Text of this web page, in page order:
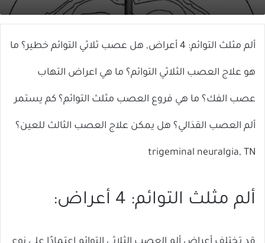
X
إلكترونيا
ألم مثلث التوائم: 4 أعراض, هل عصب ثلاثي التوائم خطير؟ ما
هو علاج العصب الثلاثي التوائم؟ ما هي اعراض التهاب
عصب الفك؟ ما هي فروع العصب مثلث التوائم؟ كم يستمر
ألم العصب القذالي؟ هل يمكن علاج العصب الثالث للعين؟
trigeminal neuralgia, TN
ألم مثلث التوائم: 4 أعراض: